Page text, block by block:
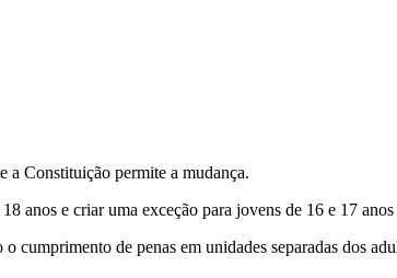
a Constituição permite a mudança.
anos e criar uma exceção para jovens de 16 e 17
de penas em unidades separadas dos